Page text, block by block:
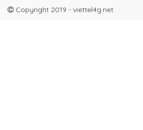
Copyright 2019 - viettel4g.net